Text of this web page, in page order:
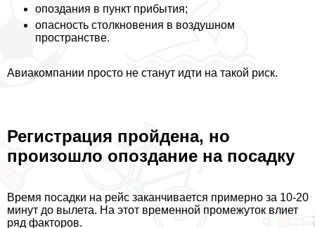
опоздания в пункт прибытия;
опасность столкновения в воздушном
прострaнcтве.
Авиакомпании просто не станут идти на такой риск.
Регистрация пройдена, но
произошло опоздание на посадку
Время посадки на рейс заканчивается примерно за 10-20
минут до вылета. На этот временной промежуток влиет
ряд факторов.